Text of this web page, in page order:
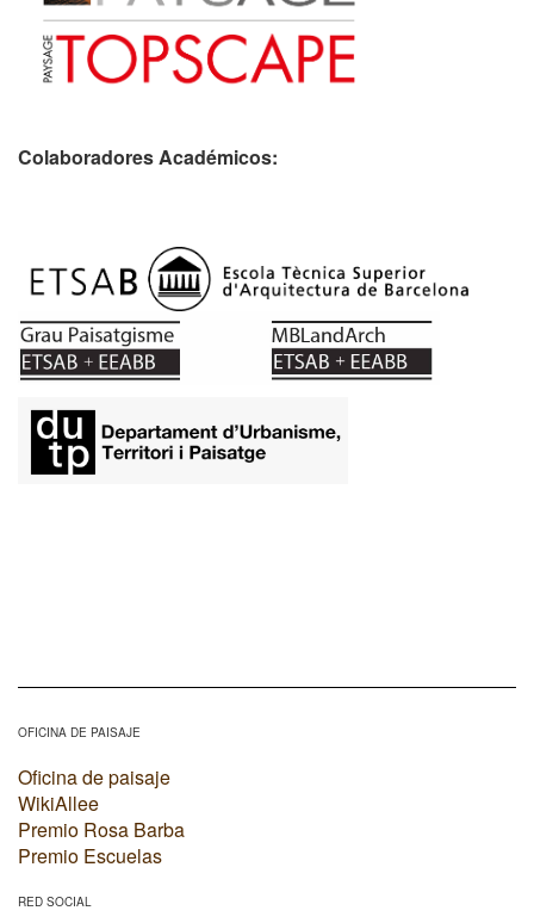
Colaboradores Académicos:
OFICINA DE PAISAJE
Oficina de paisaje
WikiAllee
Premio Rosa Barba
Premio Escuelas
RED SOCIAL